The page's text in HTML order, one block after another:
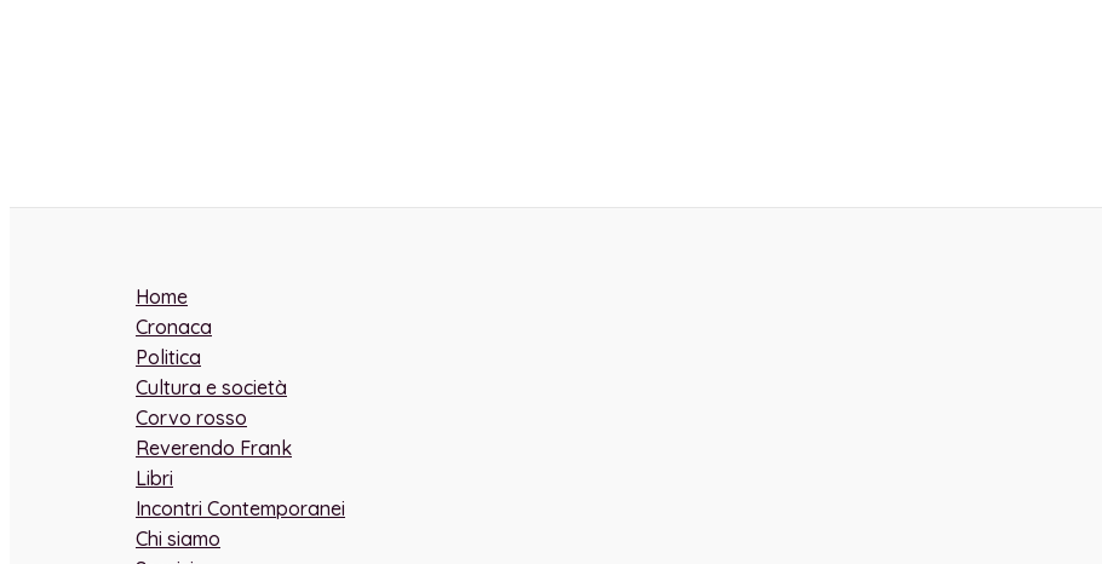
Home
Cronaca
Politica
Cultura e società
Corvo rosso
Reverendo Frank
Libri
Incontri Contemporanei
Chi siamo